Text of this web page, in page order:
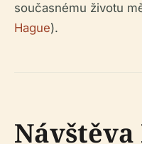
současnému životu
Hague).